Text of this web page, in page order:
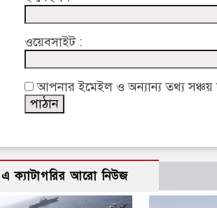
ওয়েবসাইট :
আপনার ইমেইল ও অন্যান্য তথ্য সঞ্চয়
এ ক্যাটাগরির আরো নিউজ